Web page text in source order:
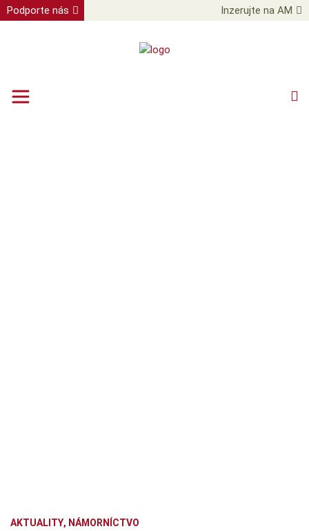
Podporte nás Inzerujte na AM
AKTUALITY, NÁMORNÍCTVO